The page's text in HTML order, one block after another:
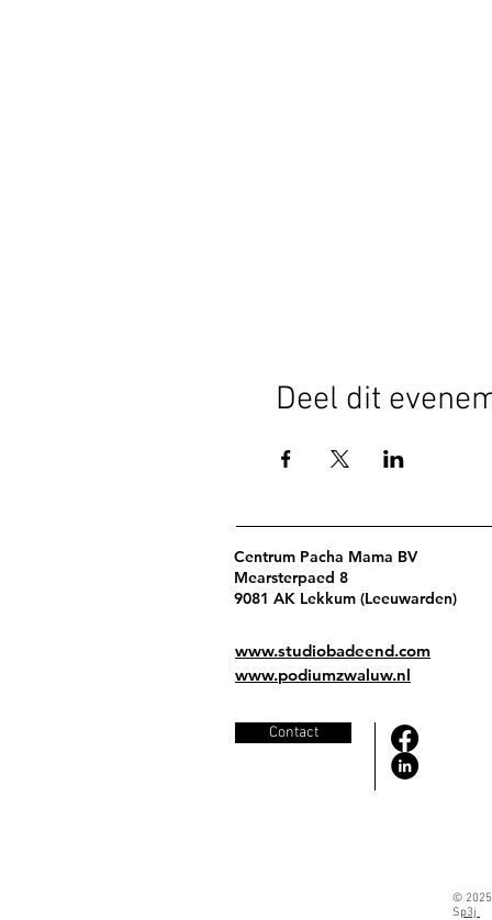
Deel dit
Centrum Pacha Mama BV
Mearsterpaed 8
9081 AK Lekkum (Leeuwarden)
www.studiobadeend.com
www.podiumzwaluw.nl
Contact
©
Sp3j